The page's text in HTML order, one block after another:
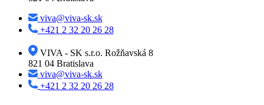
viva@viva-sk.sk
+421 2 32 20 26 28
VIVA - SK s.r.o. Rožňavská 8
821 04 Bratislava
viva@viva-sk.sk
+421 2 32 20 26 28